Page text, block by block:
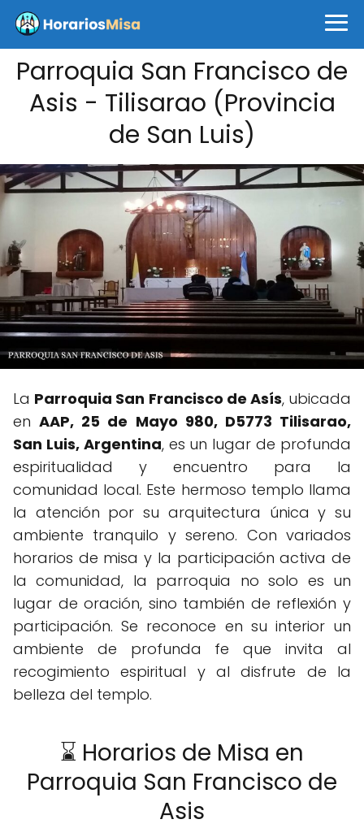
Parroquia San Francisco de
Asis - Tilisarao (Provincia
de San Luis)
La Parroquia San Francisco de Asís, ubicada
enAAP, 25 de Mayo 980, D5773 Tilisarao,
San Luis, Argentina, es un lugar de profunda
espiritualidad y encuentro para la
comunidad local. Este hermoso templo llama
la atención por su arquitectura única y su
ambiente tranquilo y sereno. Con variados
horarios de misa y la participación activa de
la comunidad, la parroquia no solo es un
lugar de oración, sino también de reflexión y
participación. Se reconoce en su interior un
ambiente de profunda fe que invita al
recogimiento espiritual y al disfrute de la
belleza del templo.
⌛ Horarios de Misa en
Parroquia San Francisco de
Asis